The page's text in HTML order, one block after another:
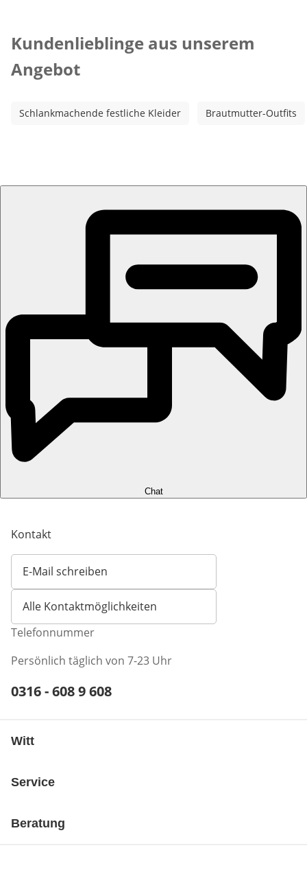
Kundenlieblinge aus unserem
Angebot
Schlankmachende festliche Kleider Brautmutter-Outfits
Chat
Kontakt
E-Mail schreiben
Öffnet E-Mail-Client
Alle Kontaktmöglichkeiten
Telefonnummer
Persönlich täglich von 7-23 Uhr
Telefonnummer:
0316 - 608 9 608
Witt
Service
Beratung